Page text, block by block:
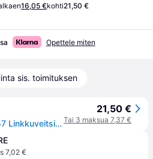
16,05 €kohti21,50 €
Opettele miten
sis. toimituksen
Milwaukee 4932471357 Linkkuveitsi, Käsityökalut
21,50 €
Tai 3 maksua 7,37 €
7,02 €